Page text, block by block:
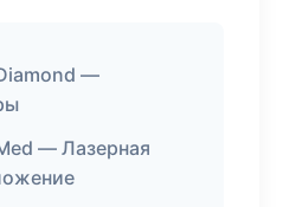
—
— Лазерная